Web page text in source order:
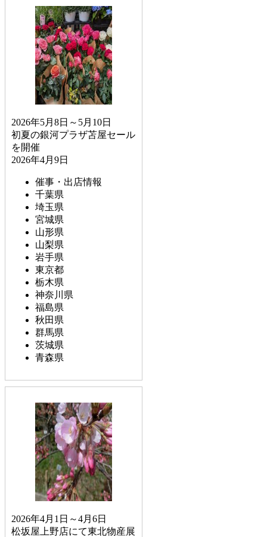
2026年5月8日～5月10日
初夏の銀河プラザ苫屋セール
を開催
2026年4月9日
催事・出店情報
千葉県
埼玉県
宮城県
山形県
山梨県
岩手県
東京都
栃木県
神奈川県
福島県
秋田県
群馬県
茨城県
青森県
2026年4月1日～4月6日
松坂屋上野店にて東北物産展